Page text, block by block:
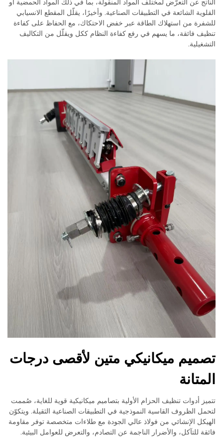
الناتج عن التعرّض لمختلف المواد المنقولة، بما في ذلك المواد الحمضية أو
القلوية الشائعة في التطبيقات الصناعية. وأخيرًا، يقلّل المقطع الانسيابي
للشفرة من استهلاك الطاقة عبر خفض الاحتكاك، مع الحفاظ على كفاءة
تنظيف فائقة، ما يسهم في رفع كفاءة النظام ككل ويقلّل من التكاليف
التشغيلية.
تصميم ميكانيكي متين لأقصى درجات
المتانة
تتميز أدوات تنظيف الحزام الأولية بتصاميم ميكانيكية قوية للغاية، صُممت
لتحمل الظروف القاسية النموذجية في التطبيقات الصناعية الثقيلة. ويتكوّن
الهيكل الإنشائي من فولاذ عالي الجودة مع طلاءات متخصصة توفر مقاومة
فائقة للتآكل، والأضرار الناجمة عن التصادم، والتعرض للعوامل البيئية.